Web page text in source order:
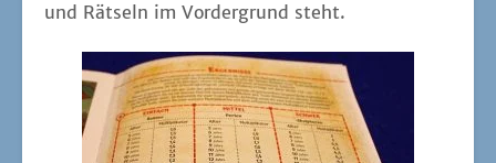
und Rät­seln im Vor­der­grund steht.